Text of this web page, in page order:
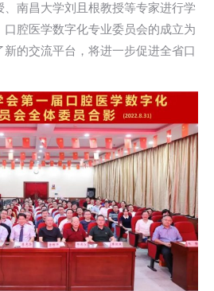
南昌大学刘且根教授等专家进行学
腔医学数字化专业委员会的成立为
的交流平台，将进一步促进全省口